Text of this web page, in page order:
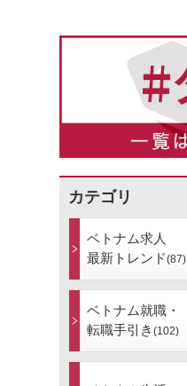
カテゴリ
ベトナム求人
最新トレンド(87)
ベトナム就職・
転職手引き (102)